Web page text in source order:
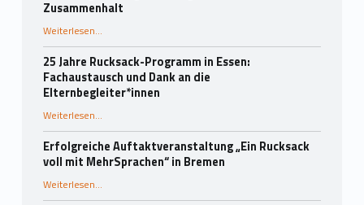
Zusammenhalt
Weiterlesen“BAK25: Mehrsprachigkeit als Schlüssel für Chancengerechtigkeit und gesellschaftlichen Zusammenhalt”
…
25 Jahre Rucksack-Programm in Essen:
Fachaustausch und Dank an die
Elternbegleiter*innen
Weiterlesen“25 Jahre Rucksack-Programm in Essen: Fachaustausch und Dank an die Elternbegleiter*innen”
…
Erfolgreiche Auftaktveranstaltung „Ein Rucksack
voll mit MehrSprachen“ in Bremen
Weiterlesen“Erfolgreiche Auftaktveranstaltung „Ein Rucksack voll mit MehrSprachen“ in Bremen”
…